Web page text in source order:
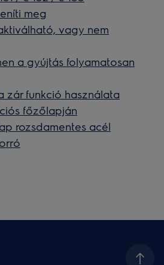
meg
vagy nem
a gyújtás folyamatosan
zár funkció használata
főzőlapján
rozsdamentes acél